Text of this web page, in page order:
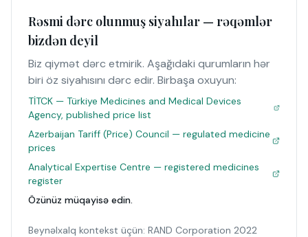
Rəsmi dərc olunmuş siyahılar — rəqəmlər
bizdən deyil
Biz qiymət dərc etmirik. Aşağıdaki qurumların hər
biri öz siyahısını dərc edir. Birbaşa oxuyun:
TİTCK — Türkiye Medicines and Medical Devices
Agency, published price list
Azerbaijan Tariff (Price) Council — regulated medicine
prices
Analytical Expertise Centre — registered medicines
register
Özünüz müqayisə edin.
Beynəlxalq kontekst üçün: RAND Corporation 2022